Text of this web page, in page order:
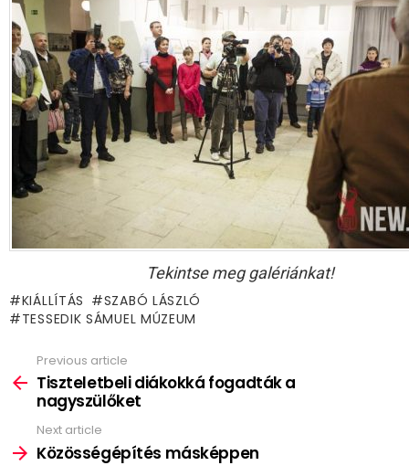
Tekintse meg galériánkat!
KIÁLLÍTÁS
SZABÓ LÁSZLÓ
TESSEDIK SÁMUEL MÚZEUM
more
Previous article
Tiszteletbeli diákokká fogadták a
nagyszülőket
Next article
Közösségépítés másképpen